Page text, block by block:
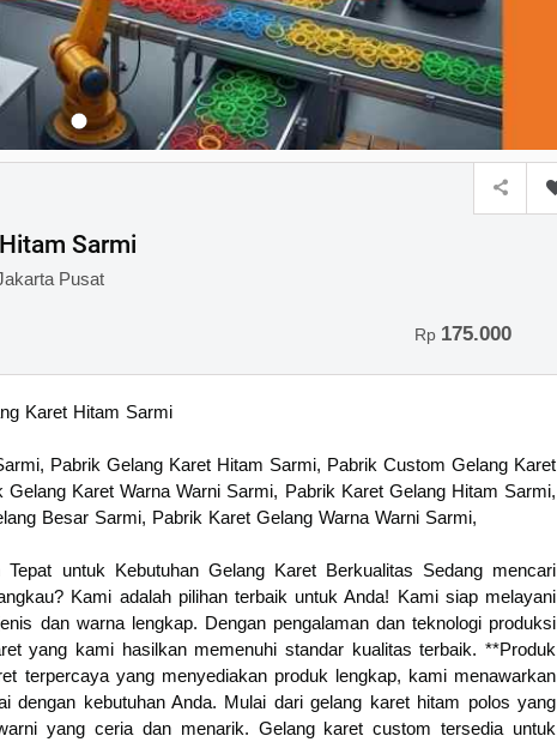
Sarmi
Pusat
Rp 175.000
Karet Hitam Sarmi
Pabrik Gelang Karet Hitam Sarmi, Pabrik Custom Gelang Karet
Karet Warna Warni Sarmi, Pabrik Karet Gelang Hitam Sarmi,
Besar Sarmi, Pabrik Karet Gelang Warna Warni Sarmi,
untuk Kebutuhan Gelang Karet Berkualitas Sedang mencari
Kami adalah pilihan terbaik untuk Anda! Kami siap melayani
dan warna lengkap. Dengan pengalaman dan teknologi produksi
yang kami hasilkan memenuhi standar kualitas terbaik. **Produk
terpercaya yang menyediakan produk lengkap, kami menawarkan
dengan kebutuhan Anda. Mulai dari gelang karet hitam polos yang
yang ceria dan menarik. Gelang karet custom tersedia untuk